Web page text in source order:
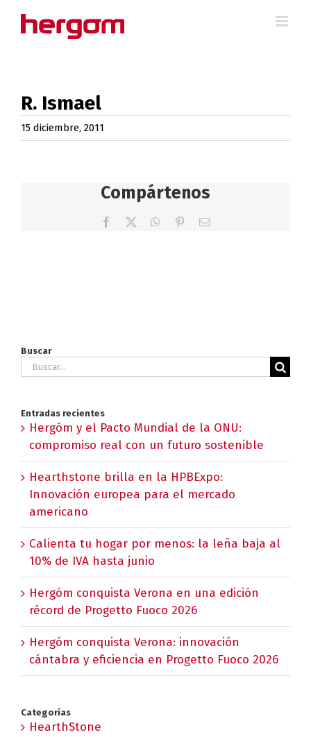
R. Ismael
15 diciembre, 2011
Compártenos
Facebook WhatsApp
PinterestCorreo
Buscar
Buscar:
Entradas recientes
Hergóm y el Pacto Mundial de la ONU:
compromiso real con un futuro sostenible
Hearthstone brilla en la HPBExpo:
Innovación europea para el mercado
americano
Calienta tu hogar por menos: la leña baja al
10% de IVA hasta junio
Hergóm conquista Verona en una edición
récord de Progetto Fuoco 2026
Hergóm conquista Verona: innovación
cántabra y eficiencia en Progetto Fuoco 2026
Categorías
HearthStone